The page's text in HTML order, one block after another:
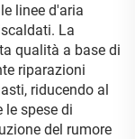
linee d'aria
La
qualità a base di
riparazioni
riducendo al
spese di
del rumore